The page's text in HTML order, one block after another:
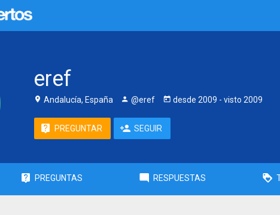
eref
Andalucía, España @eref desde 2009 - visto 2009
PREGUNTAR SEGUIR
PREGUNTAS RESPUESTAS